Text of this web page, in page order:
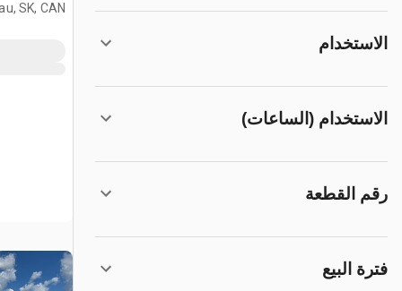
الاستخدام
الاستخدام (الساعات)
رقم القطعة
فترة البيع
SK, CAN